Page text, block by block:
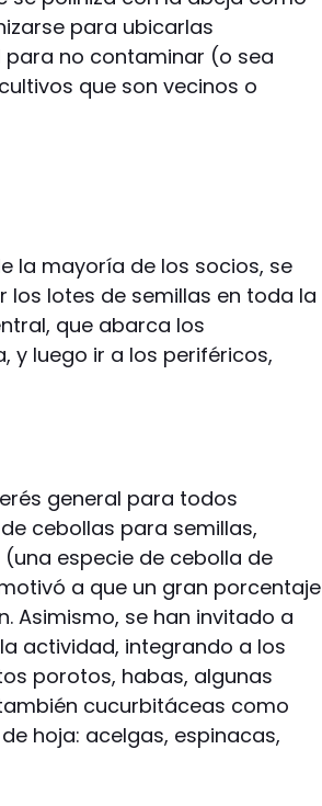
para ubicarlas
no contaminar (o sea
que son vecinos o
la mayoría de los socios, se
lotes de semillas en toda la
que abarca los
y luego ir a los periféricos,
general para todos
cebollas para semillas,
especie de cebolla de
a que un gran porcentaje
Asimismo, se han invitado a
actividad, integrando a los
porotos, habas, algunas
cucurbitáceas como
hoja: acelgas, espinacas,